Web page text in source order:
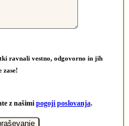
ravnali vestno, odgovorno in jih
zase!
z našimi pogoji poslovanja.